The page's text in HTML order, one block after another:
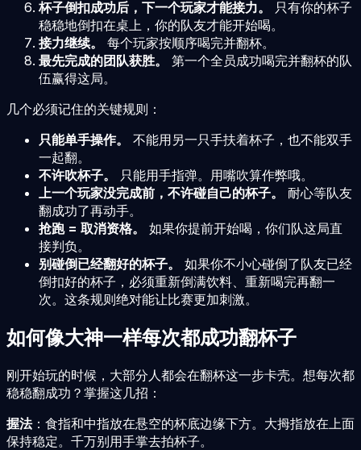
杯子倒扣成功后，下一个玩家才能接力。
只有你的杯子
稳稳地倒扣在桌上，你的队友才能开始喝。
接力继续。
每个玩家按顺序喝完并翻杯。
最先完成的团队获胜。
第一个全员成功喝完并翻杯的队
伍赢得这局。
几个必须记住的关键规则：
只能单手操作。
不能用另一只手扶着杯子，也不能双手
一起翻。
不许吹杯子。
只能用手指弹。用嘴吹算作弊哦。
上一个玩家没完成前，不许碰自己的杯子。
耐心等队友
翻成功了再动手。
抢跑 = 取消资格。
如果你提前开始喝，你们队这局直
接判负。
别碰倒已经翻好的杯子。
如果你不小心碰倒了队友已经
倒扣好的杯子，必须重新倒满饮料、重新喝完再翻一
次。这条规则绝对能让比赛更加刺激。
如何像大神一样每次都成功翻杯子
刚开始玩的时候，大部分人都会在翻杯这一步卡壳。想每次都
稳稳翻成功？掌握这几招：
握法：食指和中指放在悬空的杯底边缘下方。大拇指放在上面
保持稳定。千万别用手掌去拍杯子。